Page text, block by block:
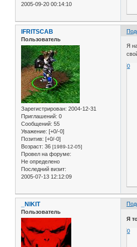
2005-09-20 00:14:10
IFRITSCAB
Пользователь
Зарегистрирован: 2004-12-31
Приглашений: 0
Сообщений: 55
Уважение: [+0/-0]
Позитив: [+0/-0]
Возраст: 36 [1989-12-05]
Провел на форуме:
Не определено
Последний визит:
2005-07-13 12:12:09
Я
0
_NIKIT
Пользователь
Я
0